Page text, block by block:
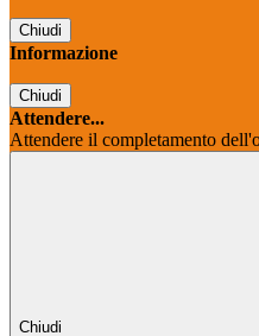
Chiudi
Informazione
Chiudi
Attendere...
Attendere il completamento
Chiudi